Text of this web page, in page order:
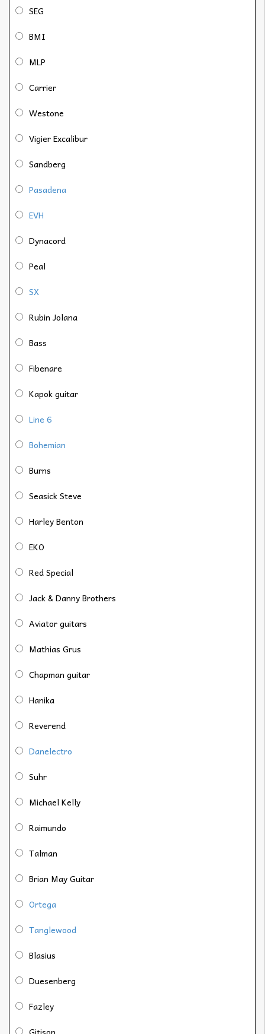
SEG
BMI
MLP
Carrier
Westone
Vigier Excalibur
Sandberg
Pasadena
EVH
Dynacord
Peal
SX
Rubin Jolana
Bass
Fibenare
Kapok guitar
Line 6
Bohemian
Burns
Seasick Steve
Harley Benton
EKO
Red Special
Jack & Danny Brothers
Aviator guitars
Mathias Grus
Chapman guitar
Hanika
Reverend
Danelectro
Suhr
Michael Kelly
Raimundo
Talman
Brian May Guitar
Ortega
Tanglewood
Blasius
Duesenberg
Fazley
Gitison